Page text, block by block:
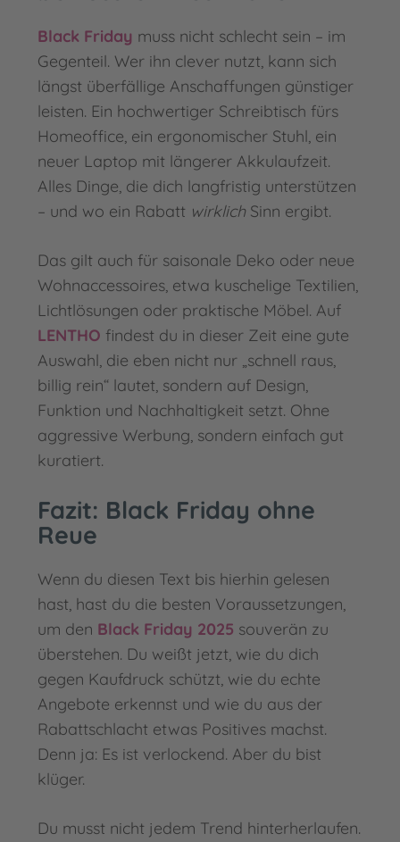
Black Friday muss nicht schlecht sein – im
Gegenteil. Wer ihn clever nutzt, kann sich
längst überfällige Anschaffungen günstiger
leisten. Ein hochwertiger Schreibtisch fürs
Homeoffice, ein ergonomischer Stuhl, ein
neuer Laptop mit längerer Akkulaufzeit.
Alles Dinge, die dich langfristig unterstützen
– und wo ein Rabatt wirklich Sinn ergibt.
Das gilt auch für saisonale Deko oder neue
Wohnaccessoires, etwa kuschelige Textilien,
Lichtlösungen oder praktische Möbel. Auf
LENTHO findest du in dieser Zeit eine gute
Auswahl, die eben nicht nur „schnell raus,
billig rein“ lautet, sondern auf Design,
Funktion und Nachhaltigkeit setzt. Ohne
aggressive Werbung, sondern einfach gut
kuratiert.
Fazit: Black Friday ohne
Reue
Wenn du diesen Text bis hierhin gelesen
hast, hast du die besten Voraussetzungen,
um den Black Friday 2025 souverän zu
überstehen. Du weißt jetzt, wie du dich
gegen Kaufdruck schützt, wie du echte
Angebote erkennst und wie du aus der
Rabattschlacht etwas Positives machst.
Denn ja: Es ist verlockend. Aber du bist
klüger.
Du musst nicht jedem Trend hinterherlaufen.